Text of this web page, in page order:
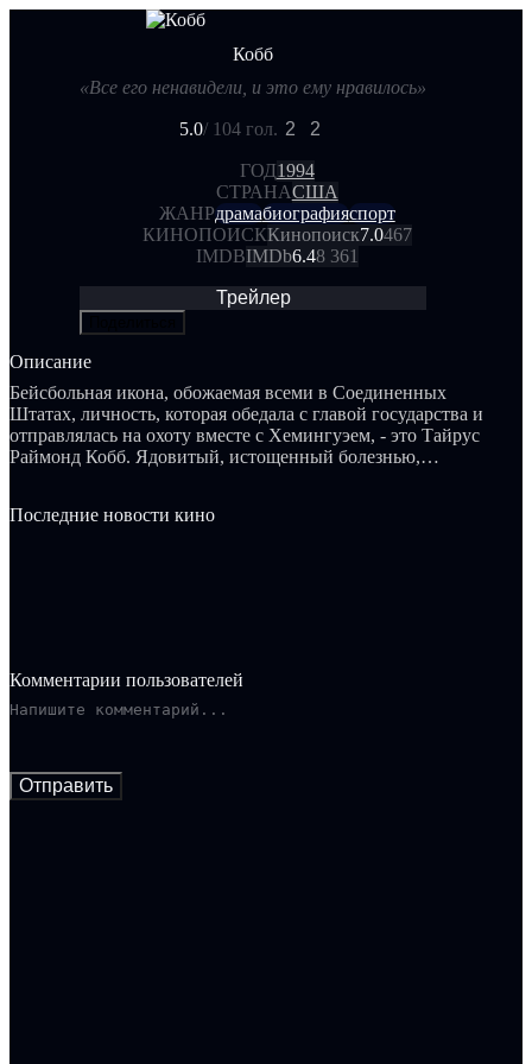
Кобб
«Все его ненавидели, и это ему нравилось»
5.0/ 104 гол. 2 2
ГОД1994
СТРАНАСША
ЖАНРдрамабиографияспорт
КИНОПОИСККинопоиск7.0467
IMDBIMDb6.48 361
Трейлер
Описание
Бейсбольная икона, обожаемая всеми в Соединенных
Штатах, личность, которая обедала с главой государства и
отправлялась на охоту вместе с Хемингуэем, - это Тайрус
Раймонд Кобб. Ядовитый, истощенный болезнью,
Последние новости кино
Комментарии пользователей
Отправить